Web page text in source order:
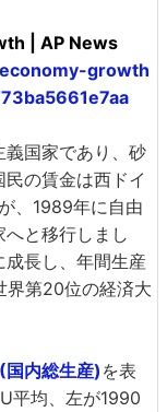
| AP News
growth
義国家であり、砂
の賃金は西ドイ
、1989年に自由
と移行しまし
長し、年間生産
界第20位の経済大
国内総生産) を表
平均、左が1990